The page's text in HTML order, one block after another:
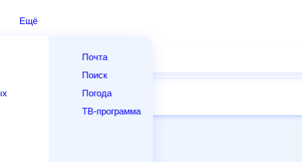
Ещё
Почта
Поиск
Погода
ТВ-программа
Выходные